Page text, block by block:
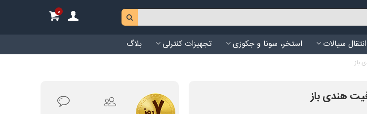
0
انتقال سیالات استخر، سونا و جکوزی تجهیزات کنترلی بلاگ
باز
هندی باز